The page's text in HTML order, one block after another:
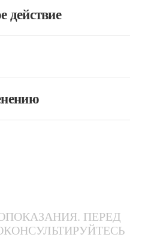
действие
ПЕРЕД